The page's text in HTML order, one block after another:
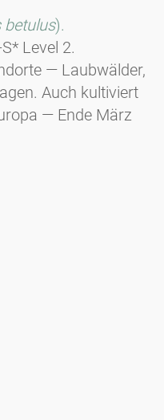
betulus).
Level 2.
— Laubwälder,
Auch kultiviert
— Ende März